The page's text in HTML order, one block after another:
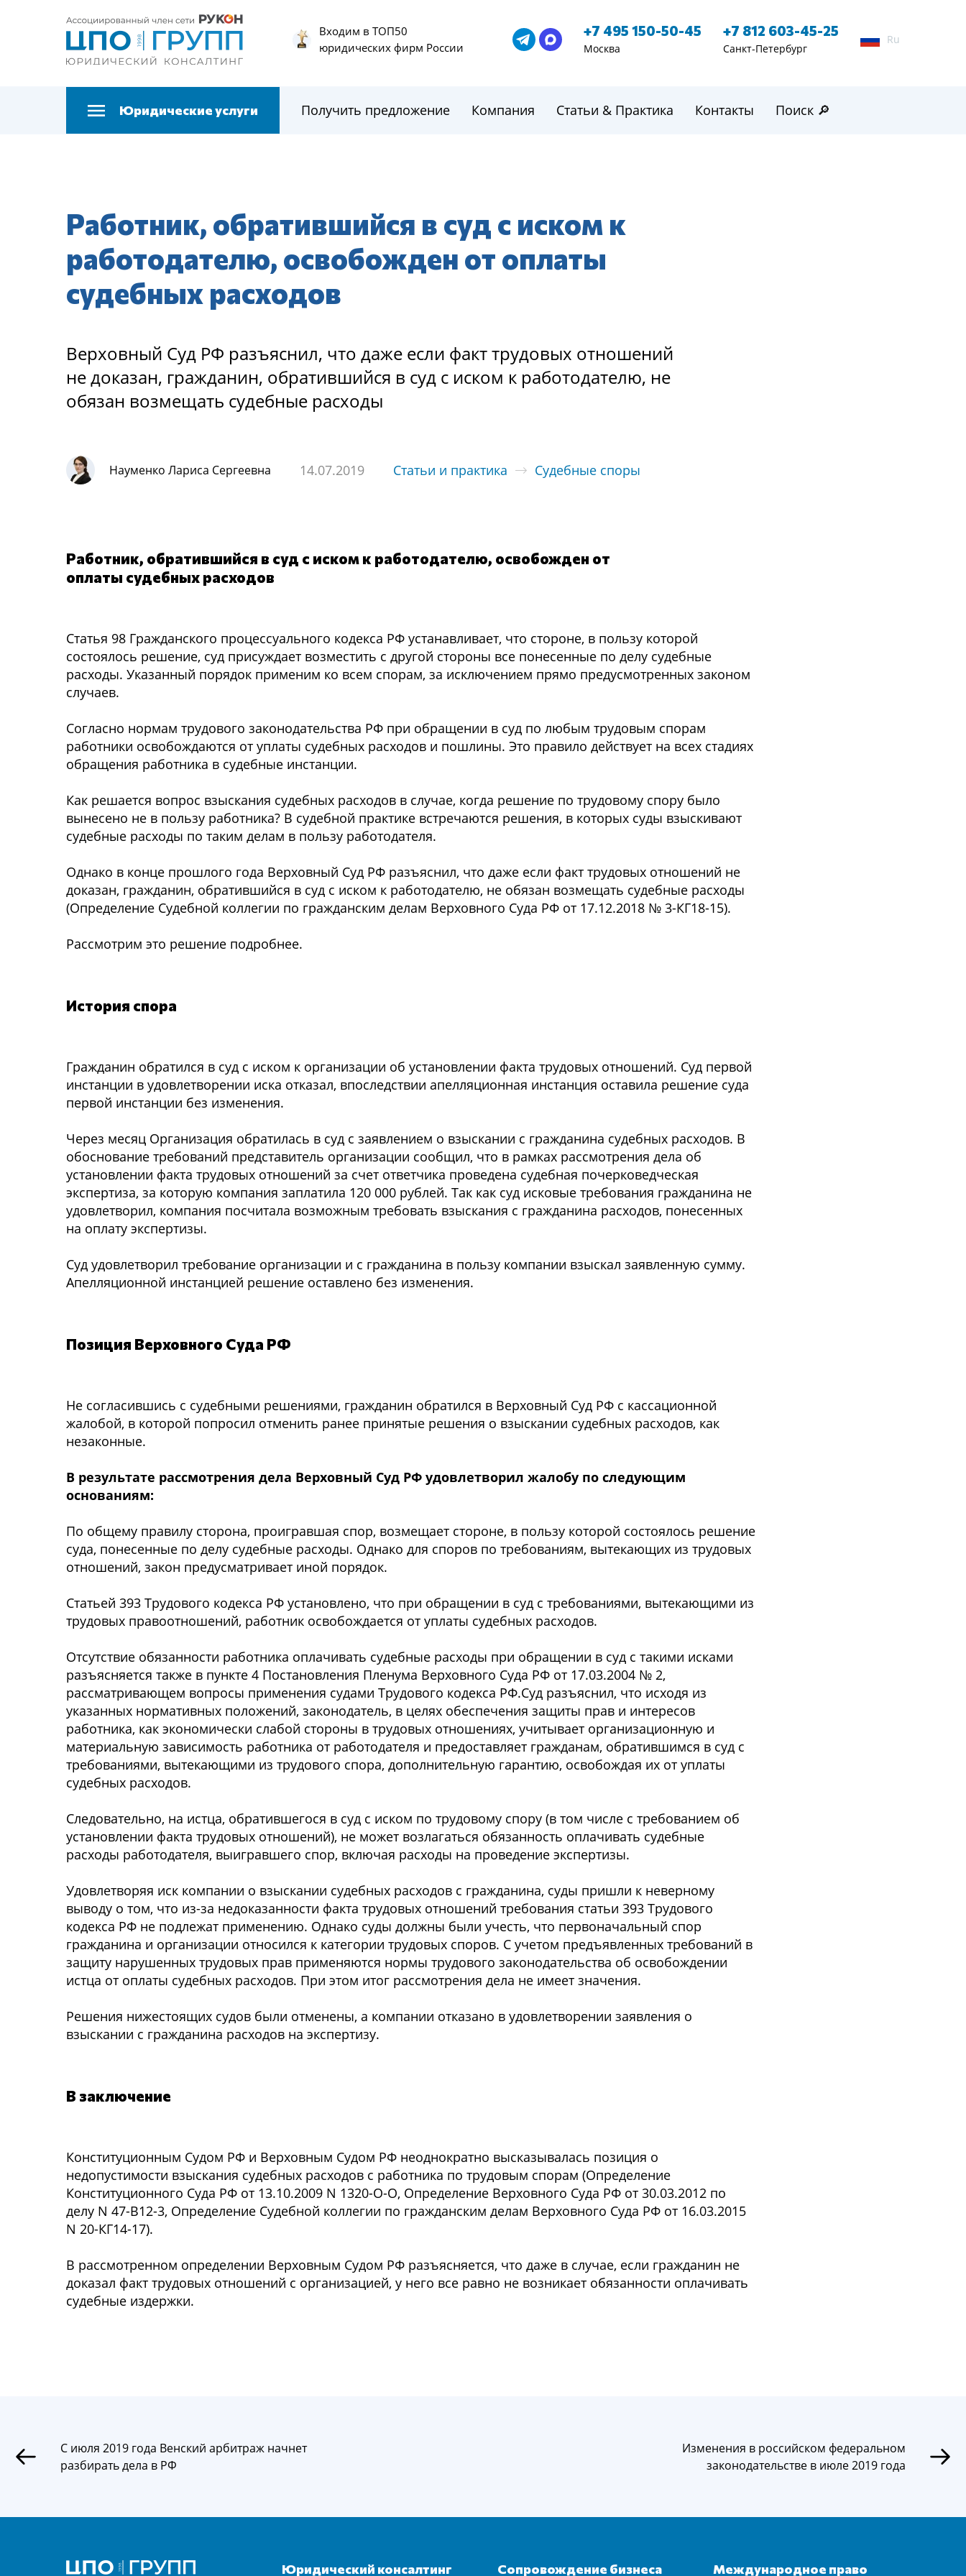
Входим в ТОП50
юридических фирм России
+7 495 150-50-45
Москва
+7 812 603-45-25
Санкт-Петербург
Ru
Юридические услуги Получить предложение Компания Статьи & Практика Контакты Поиск 🔎
Работник, обратившийся в суд с иском к
работодателю, освобожден от оплаты
судебных расходов
Верховный Суд РФ разъяснил, что даже если факт трудовых отношений
не доказан, гражданин, обратившийся в суд с иском к работодателю, не
обязан возмещать судебные расходы
Науменко Лариса Сергеевна 14.07.2019 Статьи и практика Судебные споры
Работник, обратившийся в суд с иском к работодателю, освобожден от
оплаты судебных расходов
Статья 98 Гражданского процессуального кодекса РФ устанавливает, что стороне, в пользу которой
состоялось решение, суд присуждает возместить с другой стороны все понесенные по делу судебные
расходы. Указанный порядок применим ко всем спорам, за исключением прямо предусмотренных законом
случаев.
Согласно нормам трудового законодательства РФ при обращении в суд по любым трудовым спорам
работники освобождаются от уплаты судебных расходов и пошлины. Это правило действует на всех стадиях
обращения работника в судебные инстанции.
Как решается вопрос взыскания судебных расходов в случае, когда решение по трудовому спору было
вынесено не в пользу работника? В судебной практике встречаются решения, в которых суды взыскивают
судебные расходы по таким делам в пользу работодателя.
Однако в конце прошлого года Верховный Суд РФ разъяснил, что даже если факт трудовых отношений не
доказан, гражданин, обратившийся в суд с иском к работодателю, не обязан возмещать судебные расходы
(Определение Судебной коллегии по гражданским делам Верховного Суда РФ от 17.12.2018 № 3-КГ18-15).
Рассмотрим это решение подробнее.
История спора
Гражданин обратился в суд с иском к организации об установлении факта трудовых отношений. Суд первой
инстанции в удовлетворении иска отказал, впоследствии апелляционная инстанция оставила решение суда
первой инстанции без изменения.
Через месяц Организация обратилась в суд с заявлением о взыскании с гражданина судебных расходов. В
обоснование требований представитель организации сообщил, что в рамках рассмотрения дела об
установлении факта трудовых отношений за счет ответчика проведена судебная почерковедческая
экспертиза, за которую компания заплатила 120 000 рублей. Так как суд исковые требования гражданина не
удовлетворил, компания посчитала возможным требовать взыскания с гражданина расходов, понесенных
на оплату экспертизы.
Суд удовлетворил требование организации и с гражданина в пользу компании взыскал заявленную сумму.
Апелляционной инстанцией решение оставлено без изменения.
Позиция Верховного Суда РФ
Не согласившись с судебными решениями, гражданин обратился в Верховный Суд РФ с кассационной
жалобой, в которой попросил отменить ранее принятые решения о взыскании судебных расходов, как
незаконные.
В результате рассмотрения дела Верховный Суд РФ удовлетворил жалобу по следующим
основаниям:
По общему правилу сторона, проигравшая спор, возмещает стороне, в пользу которой состоялось решение
суда, понесенные по делу судебные расходы. Однако для споров по требованиям, вытекающих из трудовых
отношений, закон предусматривает иной порядок.
Статьей 393 Трудового кодекса РФ установлено, что при обращении в суд с требованиями, вытекающими из
трудовых правоотношений, работник освобождается от уплаты судебных расходов.
Отсутствие обязанности работника оплачивать судебные расходы при обращении в суд с такими исками
разъясняется также в пункте 4 Постановления Пленума Верховного Суда РФ от 17.03.2004 № 2,
рассматривающем вопросы применения судами Трудового кодекса РФ.Суд разъяснил, что исходя из
указанных нормативных положений, законодатель, в целях обеспечения защиты прав и интересов
работника, как экономически слабой стороны в трудовых отношениях, учитывает организационную и
материальную зависимость работника от работодателя и предоставляет гражданам, обратившимся в суд с
требованиями, вытекающими из трудового спора, дополнительную гарантию, освобождая их от уплаты
судебных расходов.
Следовательно, на истца, обратившегося в суд с иском по трудовому спору (в том числе с требованием об
установлении факта трудовых отношений), не может возлагаться обязанность оплачивать судебные
расходы работодателя, выигравшего спор, включая расходы на проведение экспертизы.
Удовлетворяя иск компании о взыскании судебных расходов с гражданина, суды пришли к неверному
выводу о том, что из-за недоказанности факта трудовых отношений требования статьи 393 Трудового
кодекса РФ не подлежат применению. Однако суды должны были учесть, что первоначальный спор
гражданина и организации относился к категории трудовых споров. С учетом предъявленных требований в
защиту нарушенных трудовых прав применяются нормы трудового законодательства об освобождении
истца от оплаты судебных расходов. При этом итог рассмотрения дела не имеет значения.
Решения нижестоящих судов были отменены, а компании отказано в удовлетворении заявления о
взыскании с гражданина расходов на экспертизу.
В заключение
Конституционным Судом РФ и Верховным Судом РФ неоднократно высказывалась позиция о
недопустимости взыскания судебных расходов с работника по трудовым спорам (Определение
Конституционного Суда РФ от 13.10.2009 N 1320-О-О, Определение Верховного Суда РФ от 30.03.2012 по
делу N 47-В12-3, Определение Судебной коллегии по гражданским делам Верховного Суда РФ от 16.03.2015
N 20-КГ14-17).
В рассмотренном определении Верховным Судом РФ разъясняется, что даже в случае, если гражданин не
доказал факт трудовых отношений с организацией, у него все равно не возникает обязанности оплачивать
судебные издержки.
С июля 2019 года Венский арбитраж начнет
разбирать дела в РФ
Изменения в российском федеральном
законодательстве в июле 2019 года
Юридический консалтинг Сопровождение бизнеса Международное право